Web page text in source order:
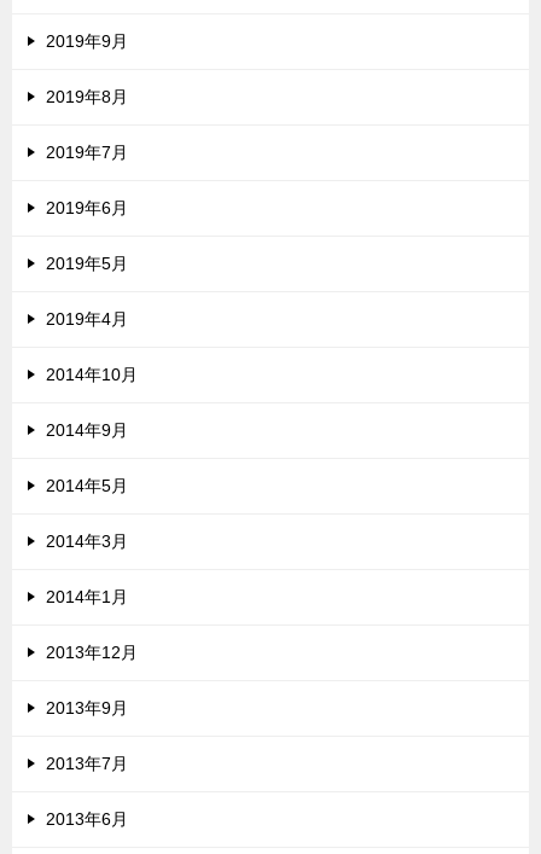
2019年9月
2019年8月
2019年7月
2019年6月
2019年5月
2019年4月
2014年10月
2014年9月
2014年5月
2014年3月
2014年1月
2013年12月
2013年9月
2013年7月
2013年6月